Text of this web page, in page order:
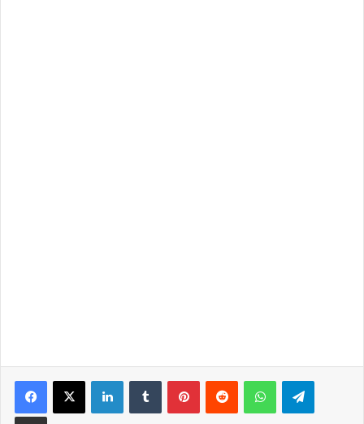
LinkedInTumblrPinterestReddit WhatsApp
Partilhar Via Email